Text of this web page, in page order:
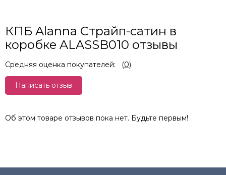
КПБ Alanna Страйп-сатин в
коробке ALASSB010 отзывы
Средняя оценка покупателей: (0)
Написать отзыв
Об этом товаре отзывов пока нет. Будьте первым!